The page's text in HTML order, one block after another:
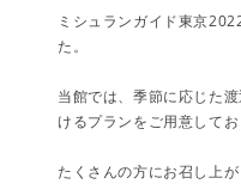
ミシュランガイド東京
た。
当館では、季節に応じた
けるプランをご用意してお
たくさんの方にお召し上